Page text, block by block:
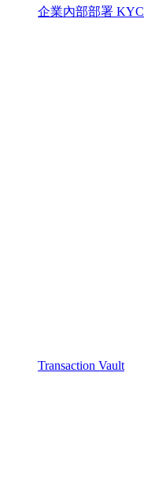
企業內部部署 KYC
Transaction Vault